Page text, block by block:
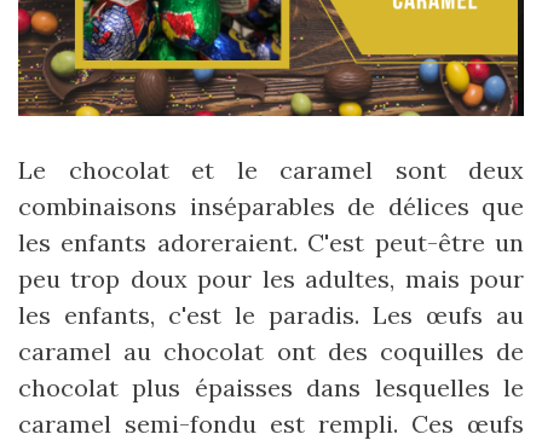
Le chocolat et le caramel sont deux
combinaisons inséparables de délices que
les enfants adoreraient. C'est peut-être un
peu trop doux pour les adultes, mais pour
les enfants, c'est le paradis. Les œufs au
caramel au chocolat ont des coquilles de
chocolat plus épaisses dans lesquelles le
caramel semi-fondu est rempli. Ces œufs